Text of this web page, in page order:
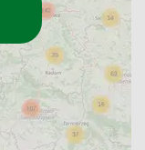
jest
co w
diety, a
przez siebie